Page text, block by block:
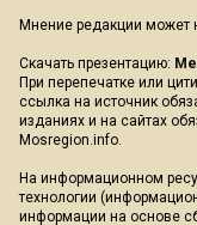
Мнение редакции может
Скачать презентацию:
При перепечатке или
ссылка на источник
изданиях и на сайтах
Mosregion.info.
На информационном
технологии
информации на основе